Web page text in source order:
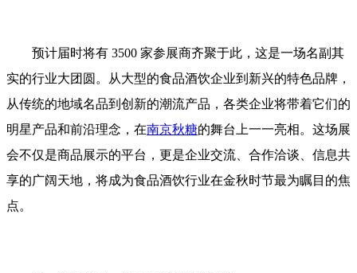
预计届时将有 3500 家参展商齐聚于此，这是一场名副其
实的行业大团圆。从大型的食品酒饮企业到新兴的特色品牌，
从传统的地域名品到创新的潮流产品，各类企业将带着它们的
明星产品和前沿理念，在南京秋糖的舞台上一一亮相。这场展
会不仅是商品展示的平台，更是企业交流、合作洽谈、信息共
享的广阔天地，将成为食品酒饮行业在金秋时节最为瞩目的焦
点。